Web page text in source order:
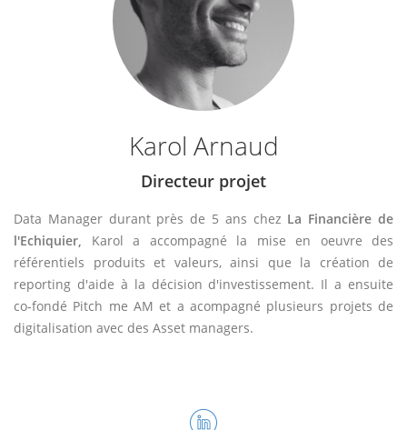
Karol Arnaud
Directeur projet
Data Manager durant près de 5 ans chez La Financière de
l'Echiquier, Karol a accompagné la mise en oeuvre des
référentiels produits et valeurs, ainsi que la création de
reporting d'aide à la décision d'investissement. Il a ensuite
co-fondé Pitch me AM et a acompagné plusieurs projets de
digitalisation avec des Asset managers.